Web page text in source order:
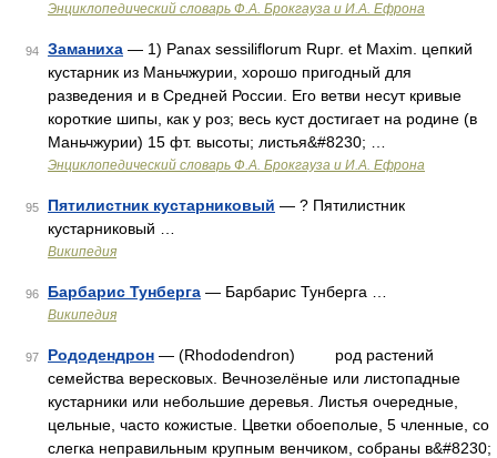
Энциклопедический словарь Ф.А. Брокгауза и И.А. Ефрона
94 Заманиха — 1) Panax sessiliflorum Rupr. et Maxim. цепкий
кустарник из Маньчжурии, хорошо пригодный для
разведения и в Средней России. Его ветви несут кривые
короткие шипы, как у роз; весь куст достигает на родине (в
Маньчжурии) 15 фт. высоты; листья&#8230; …
Энциклопедический словарь Ф.А. Брокгауза и И.А. Ефрона
95 Пятилистник кустарниковый — ? Пятилистник
кустарниковый …
Википедия
96 Барбарис Тунберга — Барбарис Тунберга …
Википедия
97 Рододендрон — (Rhododendron) род растений
семейства вересковых. Вечнозелёные или листопадные
кустарники или небольшие деревья. Листья очередные,
цельные, часто кожистые. Цветки обоеполые, 5 членные, со
слегка неправильным крупным венчиком, собраны в&#8230;